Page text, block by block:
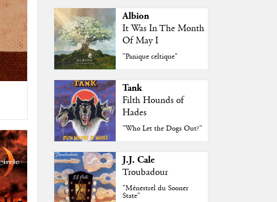
Albion
It Was In The Month
Of May I
"Panique celtique"
Tank
Filth Hounds of
Hades
"Who Let the Dogs Out?"
J.J. Cale
Troubadour
"Ménestrel du Sooner
State"